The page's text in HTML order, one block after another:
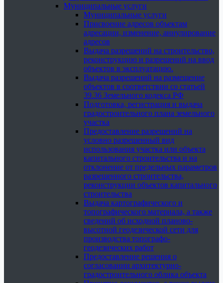
Муниципальные услуги
Муниципальные услуги
Присвоение адресов объектам
адресации, изменение, аннулирование
адресов
Выдача разрешений на строительство,
реконструкцию и разрешений на ввод
объектов в эксплуатацию.
Выдача разрешений на размещение
объектов в соответствии со статьей
39.36 Земельного кодекса РФ
Подготовка, регистрация и выдача
градостроительного плана земельного
участка
Предоставление разрешений на
условно разрешенный вид
использования участка или объекта
капитального строительства и на
отклонение от предельных параметров
разрешенного строительства,
реконструкции объектов капитального
строительства
Выдача картографического и
топографического материала, а также
сведений об исходной планово-
высотной геодезической сети для
производства топографо-
геодезических работ
Предоставление решения о
согласовании архитектурно-
градостроительного облика объекта